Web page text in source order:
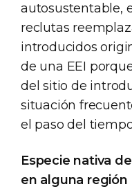
autosustentable,
reclutas
introducidos
de una EEI
del sitio de
situación
el paso del
Especie nativa
en alguna región